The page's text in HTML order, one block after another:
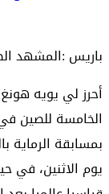
باريس :المشهد
الخامسة للصين
يوم الاثنين، في